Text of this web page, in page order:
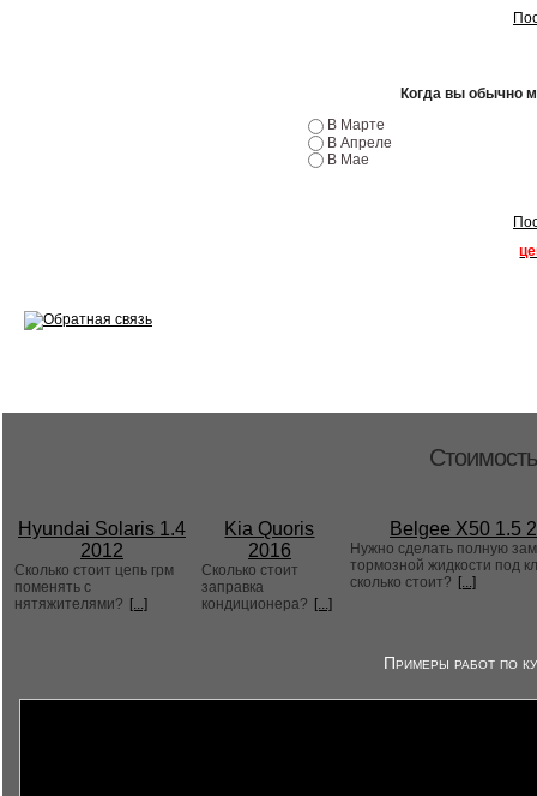
Когда вы обычно
В Марте
В Апреле
В Мае
Hyundai Solaris 1.4
2012
Сколько стоит цепь грм
поменять с
нятяжителями? [...]
Kia Quoris
2016
Сколько стоит
заправка
кондиционера? [...]
Belgee X50 1.5
Нужно сделать полную
тормозной жидкости под
сколько стоит? [...]
Примеры работ по